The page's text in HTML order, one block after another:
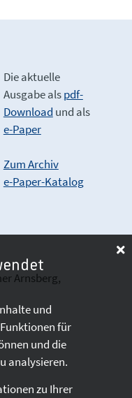
Die aktuelle
Ausgabe alspdf-
Download und als
e-Paper
Zum Archiv
e-Paper-Katalog
Arnsberg,
und
für
und die
analysieren.
zu Ihrer